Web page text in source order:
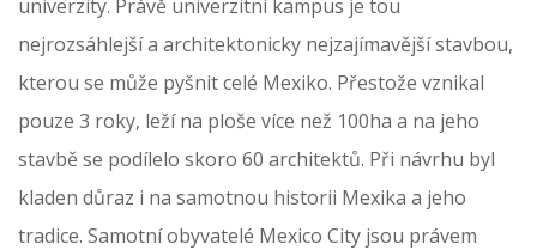
univerzity. Právě univerzitní kampus je tou
nejrozsáhlejší a architektonicky nejzajímavější stavbou,
kterou se může pyšnit celé Mexiko. Přestože vznikal
pouze 3 roky, leží na ploše více než 100ha a na jeho
stavbě se podílelo skoro 60 architektů. Při návrhu byl
kladen důraz i na samotnou historii Mexika a jeho
tradice. Samotní obyvatelé Mexico City jsou právem